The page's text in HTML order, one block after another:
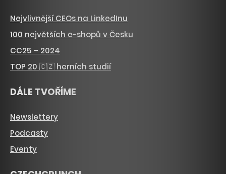
Nejvlivnější CEOs na LinkedInu
100 největších e-shopů v Česku
CC25 – 2024
TOP 20 🇨🇿 herních studií
DÁLE TVOŘÍME
Newslettery
Podcasty
Eventy